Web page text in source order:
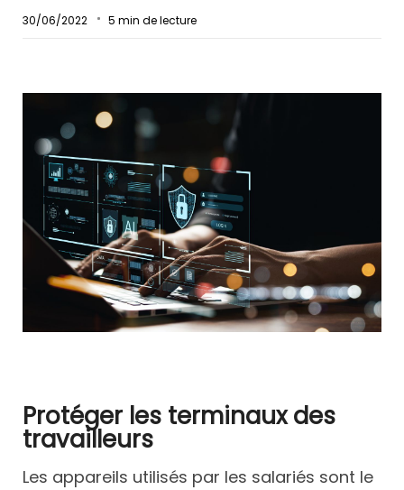
30/06/2022 5 min de lecture
Protéger les terminaux des
travailleurs
Les appareils utilisés par les salariés sont le